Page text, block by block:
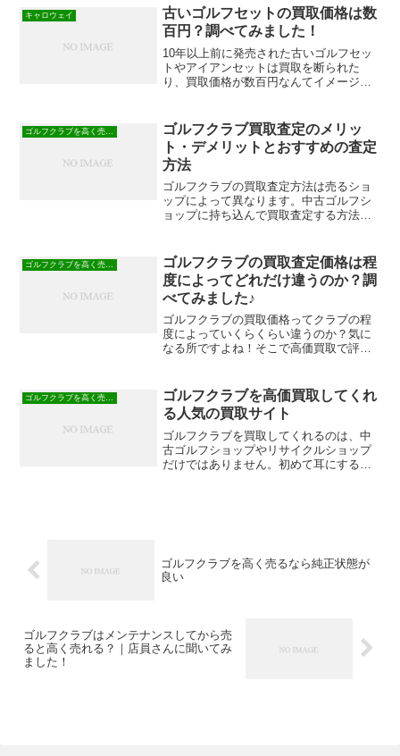
が高価買取してもらえる一番のポイント
です。
キャロウェイ
古いゴルフセットの買取価格は数
百円？調べてみました！
10年以上前に発売された古いゴルフセッ
トやアイアンセットは買取を断られた
り、買取価格が数百円なんてイメージが
発売された古いアイアンセットの【キャ
ロウェイ】Xツアーア...
ゴルフクラブ買取査定のメリッ
ト・デメリットとおすすめの査定
方法
ゴルフクラブの買取査定方法は売るショ
ップによって異なります。中古ゴルフシ
ョップに持ち込んで買取査定する方法。
ブ買取専門店で事前査定を利用して買取
査定する方法。どの買取査...
ゴルフクラブを高く売る方法
ゴルフクラブの買取査定価格は程
度によってどれだけ違うのか？調
べてみました♪
ゴルフクラブの買取価格ってクラブの程
度によっていくらくらい違うのか？気に
なる所ですよね！そこで高価買取で評判
程度AとかBと言うのは、ゴルフクラブの
状態によって分けられるラン...
ゴルフクラブを高く売る方法
ゴルフクラブを高価買取してくれ
る人気の買取サイト
ゴルフクラブを買取してくれるのは、中
古ゴルフショップやリサイクルショップ
だけではありません。初めて耳にする方
ゴルフクラブを高く売るなら純正状態が
良い
ゴルフクラブはメンテナンスしてから売
ると高く売れる？｜店員さんに聞いてみ
ました！